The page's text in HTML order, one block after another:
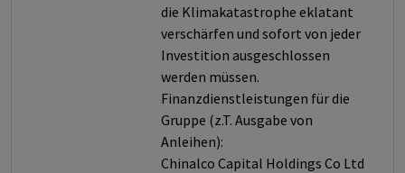
die Klimakatastrophe eklatant
verschärfen und sofort von jeder
Investition ausgeschlossen
werden müssen.
Finanzdienstleistungen für die
Gruppe (z.T. Ausgabe von
Anleihen):
Chinalco Capital Holdings Co Ltd